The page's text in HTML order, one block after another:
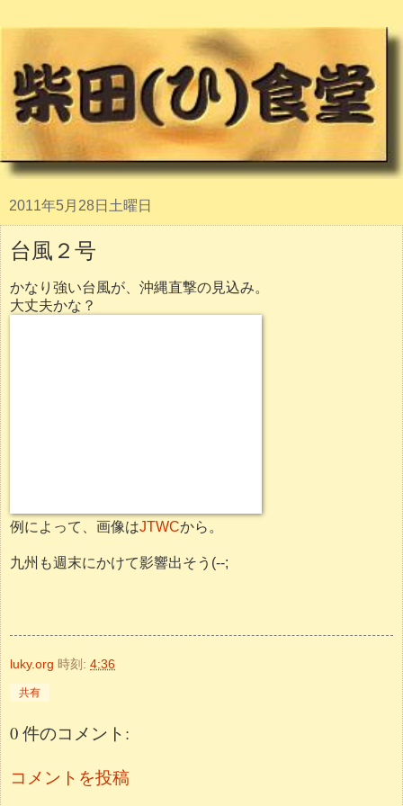
2011年5月28日土曜日
台風２号
かなり強い台風が、沖縄直撃の見込み。
大丈夫かな？
例によって、画像はJTWCから。
九州も週末にかけて影響出そう(--;
luky.org 時刻: 4:36
共有
0 件のコメント:
コメントを投稿